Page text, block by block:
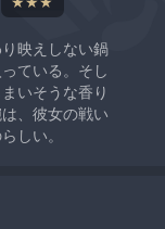
映えしない鍋
ている。そし
いそうな香り
、彼女の戦い
しい。